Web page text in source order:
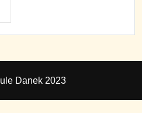
Danek 2023